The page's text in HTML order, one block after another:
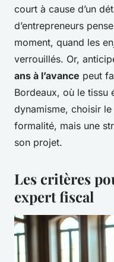
court à cause d’un
d’entrepreneurs
moment, quand les
verrouillés. Or,
ans à l’avance peut
Bordeaux, où le tissu
dynamisme, choisir
formalité, mais une
son projet.
Les critères
expert fiscal